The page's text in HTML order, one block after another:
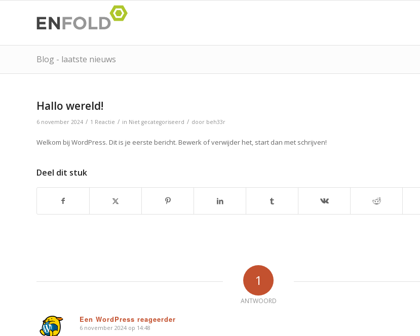
Blog - laatste nieuws
Hallo wereld!
6 november 2024 / 1 Reactie / in Niet gecategoriseerd / door beh33r
Welkom bij WordPress. Dit is je eerste bericht. Bewerk of verwijder het, start dan met schrijven!
Deel dit stuk
1
ANTWOORD
Een WordPress reageerder
zegt:
6 november 2024 op 14:48